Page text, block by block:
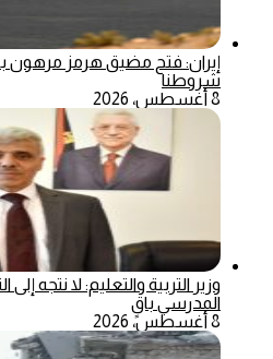
إيران: فتح مضيق هرمز
شروطنا
8 أغسطس، 2026
وزير التربية والتعليم: لا نتجه إلى
المدرسي باقٍ
8 أغسطس، 2026